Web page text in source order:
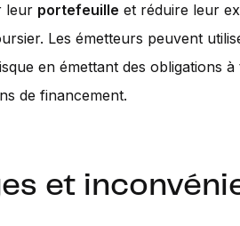
leur portefeuille et réduire leur
Les émetteurs peuvent
en émettant des obligations
de financement.
et